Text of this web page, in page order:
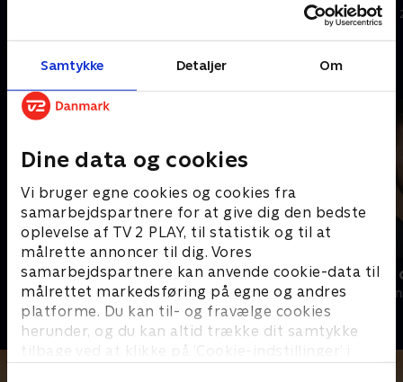
Samtykke Detaljer Om
Dine data og cookies
Vi bruger egne cookies og cookies fra
samarbejdspartnere for at give dig den bedste
oplevelse af TV 2 PLAY, til statistik og til at
målrette annoncer til dig. Vores
samarbejdspartnere kan anvende cookie-data til
målrettet markedsføring på egne og andres
platforme. Du kan til- og fravælge cookies
herunder, og du kan altid trække dit samtykke
tilbage ved at klikke på ’Cookie-indstillinger’ i
at blive præst. Vi var med den
dag, hun blev indsat i sit første
embede
28. august 2024 • 10 min
Andre så også
Jagten på den forsvundne verden
Dokumentar • 1 sæsoner
Sverri - den
2024 •